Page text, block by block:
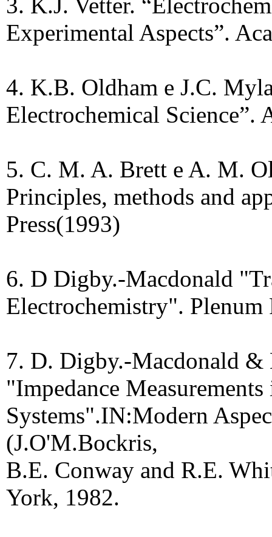
3. K.J. Vetter.
Experimental Aspects”.
4. K.B. Oldham e J.C.
Electrochemical Science”.
5. C. M. A. Brett e A. M.
Principles, methods and
Press(1993)
6. D Digby.-Macdonald
Electrochemistry". Plenum
7. D. Digby.-Macdonald
"Impedance
Systems".IN:Modern
(J.O'M.Bockris,
B.E. Conway and R.E.
York, 1982.